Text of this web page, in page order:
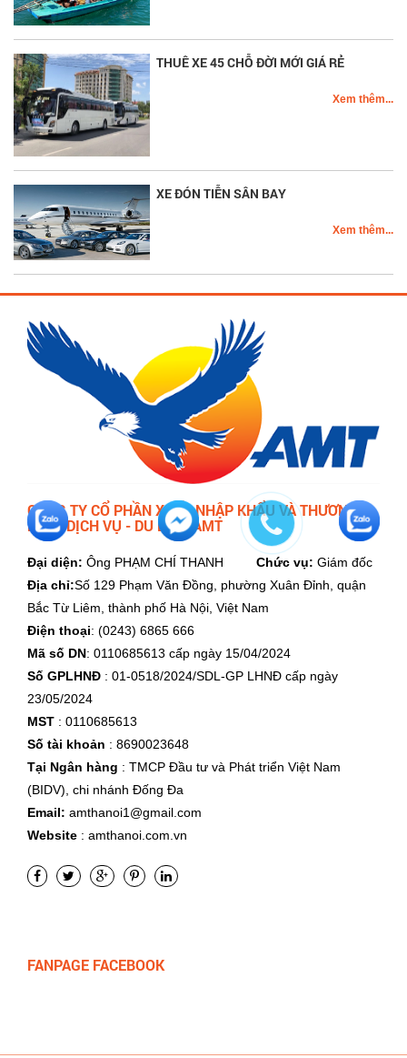
THUÊ XE 45 CHỖ ĐỜI MỚI GIÁ RẺ
Xem thêm...
XE ĐÓN TIỄN SÂN BAY
Xem thêm...
CÔNG TY CỔ PHẦN XUẤT NHẬP KHẨU VÀ THƯƠNG
MẠI - DỊCH VỤ - DU LỊCH AMT
Đại diện: Ông PHẠM CHÍ THANH Chức vụ: Giám đốc
Địa chỉ:Số 129 Phạm Văn Đồng, phường Xuân Đỉnh, quận
Bắc Từ Liêm, thành phố Hà Nội, Việt Nam
Điện thoại: (0243) 6865 666
Mã số DN: 0110685613 cấp ngày 15/04/2024
Số GPLHNĐ : 01-0518/2024/SDL-GP LHNĐ cấp ngày
23/05/2024
MST : 0110685613
Số tài khoản : 8690023648
Tại Ngân hàng : TMCP Đầu tư và Phát triển Việt Nam
(BIDV), chi nhánh Đống Đa
Email: amthanoi1@gmail.com
Website : amthanoi.com.vn
FANPAGE FACEBOOK